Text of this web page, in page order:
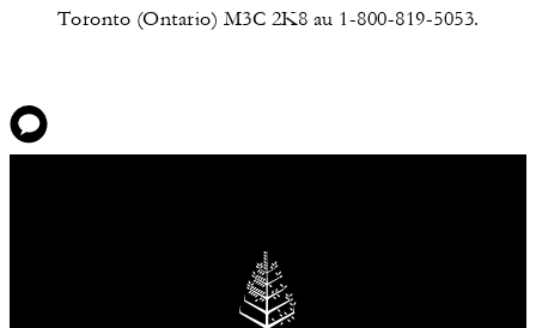
Toronto (Ontario) M3C 2K8 au 1-800-819-5053.